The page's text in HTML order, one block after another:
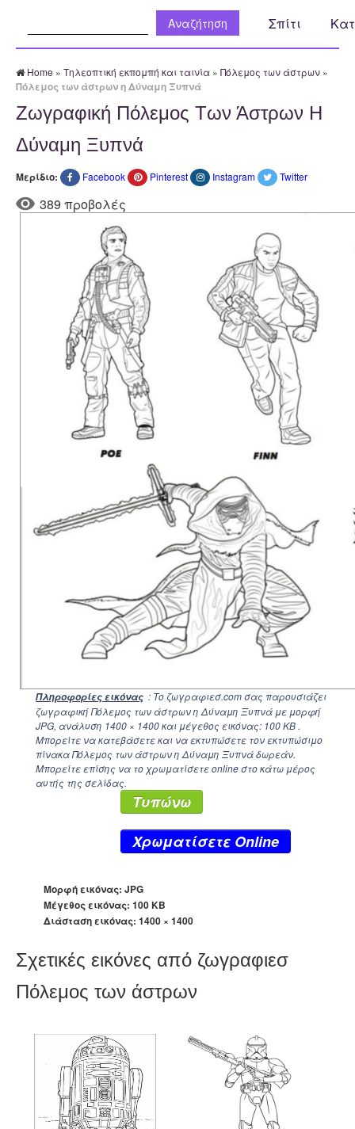
Σπίτι
Home » Τηλεοπτική εκπομπή και ταινία » Πόλεμος των άστρων »
Πόλεμος των άστρων η Δύναμη Ξυπνά
Ζωγραφική Πόλεμος Των Άστρων Η
Δύναμη Ξυπνά
Μερίδιο: Facebook Pinterest Instagram Twitter
389 προβολές
Πληροφορίες εικόνας : Το ζωγραφιεσ.com σας παρουσιάζει
ζωγραφική Πόλεμος των άστρων η Δύναμη Ξυπνά με μορφή
JPG, ανάλυση 1400 × 1400και μέγεθος εικόνας: 100 KB .
Μπορείτε να κατεβάσετε και να εκτυπώσετε τον εκτυπώσιμο
πίνακα Πόλεμος των άστρων η Δύναμη Ξυπνά δωρεάν.
Μπορείτε επίσης να το χρωματίσετε online στο κάτω μέρος
αυτής της σελίδας.
Τυπώνω
Xρωματίσετε Online
Μορφή εικόνας: JPG
Μέγεθος εικόνας: 100 KB
Διάσταση εικόνας: 1400 × 1400
Σχετικές εικόνες από ζωγραφιεσ
Πόλεμος των άστρων